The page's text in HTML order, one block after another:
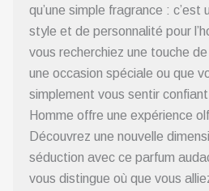
qu’une simple fragrance : c’est
style et de personnalité pour
vous recherchiez une touche
une occasion spéciale ou que
simplement vous sentir
Homme offre une expérience
Découvrez une nouvelle
séduction avec ce parfum
vous distingue où que vous